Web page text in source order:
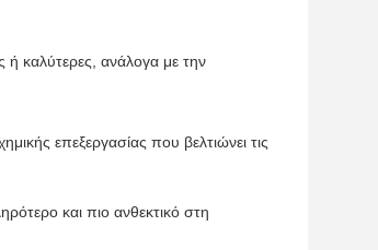
ή καλύτερες, ανάλογα με την
επεξεργασίας που βελτιώνει τις
και πιο ανθεκτικό στη